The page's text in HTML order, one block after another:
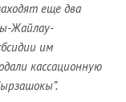
еще два
Жайлау-
им
кассационную